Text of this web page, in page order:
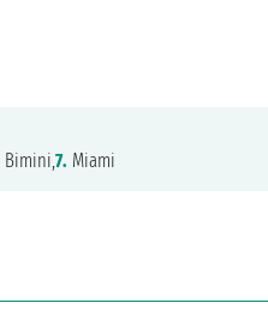
Bimini,7. Miami